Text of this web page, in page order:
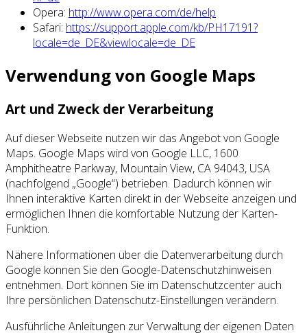
Opera: http://www.opera.com/de/help
Safari: https://support.apple.com/kb/PH17191?
locale=de_DE&viewlocale=de_DE
Verwendung von Google Maps
Art und Zweck der Verarbeitung
Auf dieser Webseite nutzen wir das Angebot von Google
Maps. Google Maps wird von Google LLC, 1600
Amphitheatre Parkway, Mountain View, CA 94043, USA
(nachfolgend „Google“) betrieben. Dadurch können wir
Ihnen interaktive Karten direkt in der Webseite anzeigen und
ermöglichen Ihnen die komfortable Nutzung der Karten-
Funktion.
Nähere Informationen über die Datenverarbeitung durch
Google können Sie den Google-Datenschutzhinweisen
entnehmen. Dort können Sie im Datenschutzcenter auch
Ihre persönlichen Datenschutz-Einstellungen verändern.
Ausführliche Anleitungen zur Verwaltung der eigenen Daten